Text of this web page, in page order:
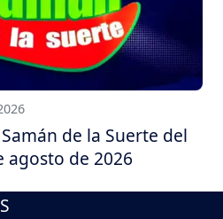
de la Suerte del
agosto de 2026